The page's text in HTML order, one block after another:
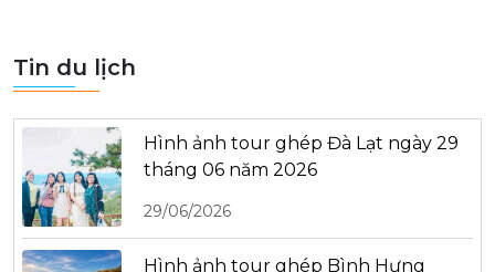
Tin du lịch
Hình ảnh tour ghép Đà Lạt ngày 29
tháng 06 năm 2026
29/06/2026
Hình ảnh tour ghép Bình Hưng